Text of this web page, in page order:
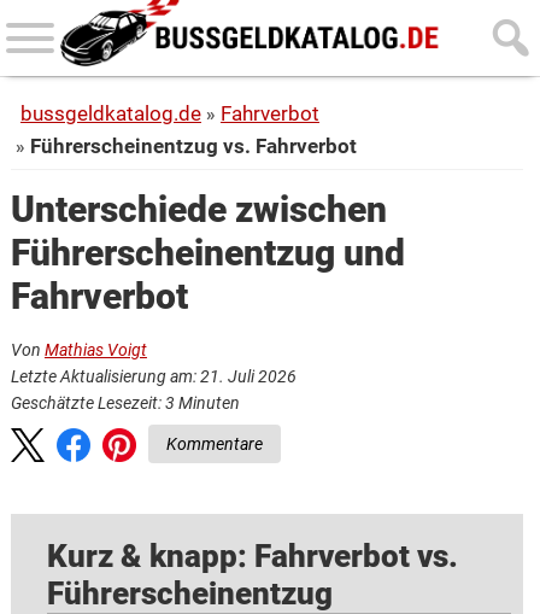
Skip
to
content
Skip
to
sidebar
bussgeldkatalog.de
Fahrverbot
Führerscheinentzug vs. Fahrverbot
Unterschiede zwischen
Führerscheinentzug und
Fahrverbot
Von Mathias Voigt
Letzte Aktualisierung am: 21. Juli 2026
Geschätzte Lesezeit:3 Minuten
Kommentare
Kurz & knapp: Fahrverbot vs.
Führer­schein­entzug